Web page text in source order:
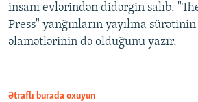
insanı evlərindən didərgin salıb.
Press" yanğınların yayılma sürətinin
əlamətlərinin də olduğunu yazır.
Ətraflı burada oxuyun